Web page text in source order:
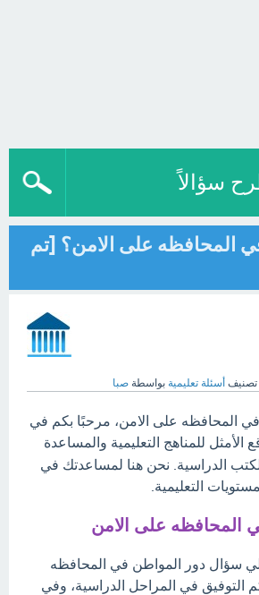
سؤالاً
المحافظه على الامن؟ [تم
أسئلة تعليمية بواسطة صبا
المحافظه على الامن، مرحبًا بكم في
الأمثل للمناهج التعليمية والمساعدة
الدراسية. نحن هنا لمساعدتك في
التعليمية.
المحافظه على الامن
سؤال دور المواطن في المحافظه
التوفيق في المراحل الدراسية، وفي